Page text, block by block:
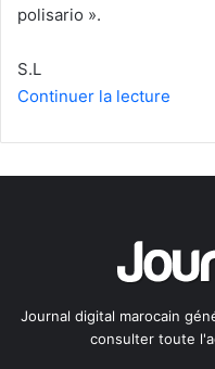
polisario ».
S.L
Continuer la lecture
Journal digital marocain
consulter toute